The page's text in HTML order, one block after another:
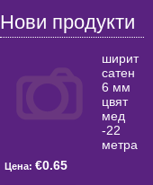
Нови продукти
ширит
сатен
6 мм
цвят
мед
-22
метра
Цена: €0.65